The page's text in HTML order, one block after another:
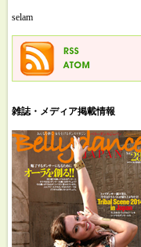
selam
雑誌・メディア掲載情報